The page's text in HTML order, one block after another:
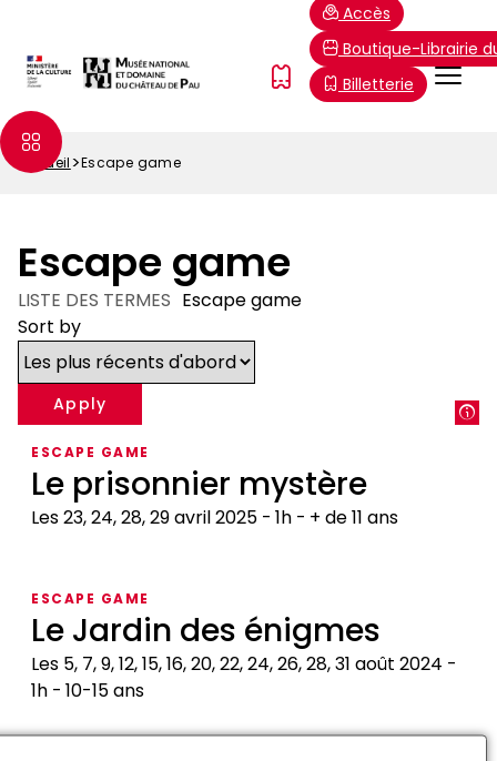
contenu
principal
Menu
FR
Accès
Boutique-Librairie
Billetterie
Fil
Accueil Escape game
Escape game
LISTE DES TERMES Escape game
Sort by
Le prisonnier mystère
Les 23, 24, 28, 29 avril 2025 1h + de 11 ans
ESCAPE GAME
mystère
Le Jardin des énigmes
Les 5, 7, 9, 12, 15, 16, 20, 22, 24, 26, 28, 31 août 2024
1h
10-15 ans
ESCAPE GAME
Le